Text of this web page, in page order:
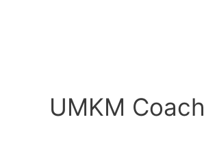
UMKM Coach